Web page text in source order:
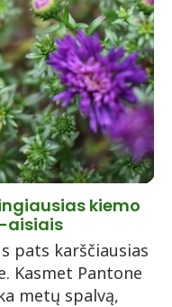
kiemo
aisiais
pats karščiausias
Kasmet Pantone
metų spalvą,